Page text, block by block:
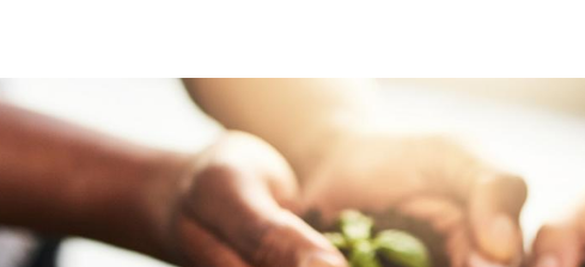
sostenibilita-gruppo